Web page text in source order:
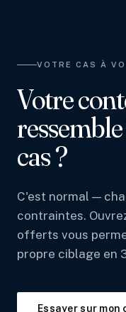
VOTRE CAS À
Votre
cas ?
C'est normal —
contraintes.
offerts vous
propre ciblage en
Essayer sur mon